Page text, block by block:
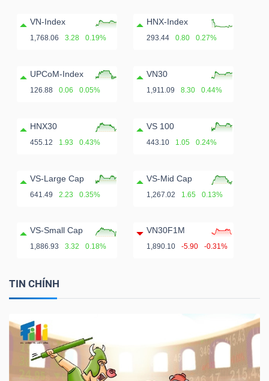
VN-Index
1,768.06 3.28 0.19%
HNX-Index
293.44 0.80 0.27%
UPCoM-Index
126.88 0.06 0.05%
VN30
1,911.09 8.30 0.44%
HNX30
455.12 1.93 0.43%
VS 100
443.10 1.05 0.24%
VS-Large Cap
641.49 2.23 0.35%
VS-Mid Cap
1,267.02 1.65 0.13%
VS-Small Cap
1,886.93 3.32 0.18%
VN30F1M
1,890.10 -5.90 -0.31%
TIN CHÍNH